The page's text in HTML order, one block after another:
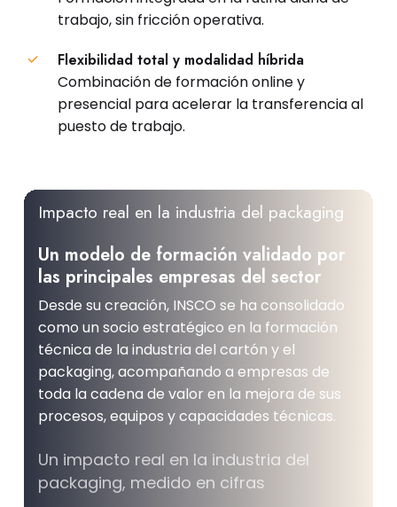
trabajo, sin fricción operativa.
Flexibilidad total y modalidad híbrida
Combinación de formación online y
presencial para acelerar la transferencia al
puesto de trabajo.
Impacto real en la industria del packaging
Un modelo de formación validado por
las principales empresas del sector
Desde su creación, INSCO se ha consolidado
como un socio estratégico en la formación
técnica de la industria del cartón y el
packaging, acompañando a empresas de
toda la cadena de valor en la mejora de sus
procesos, equipos y capacidades técnicas.
Un impacto real en la industria del
packaging, medido en cifras